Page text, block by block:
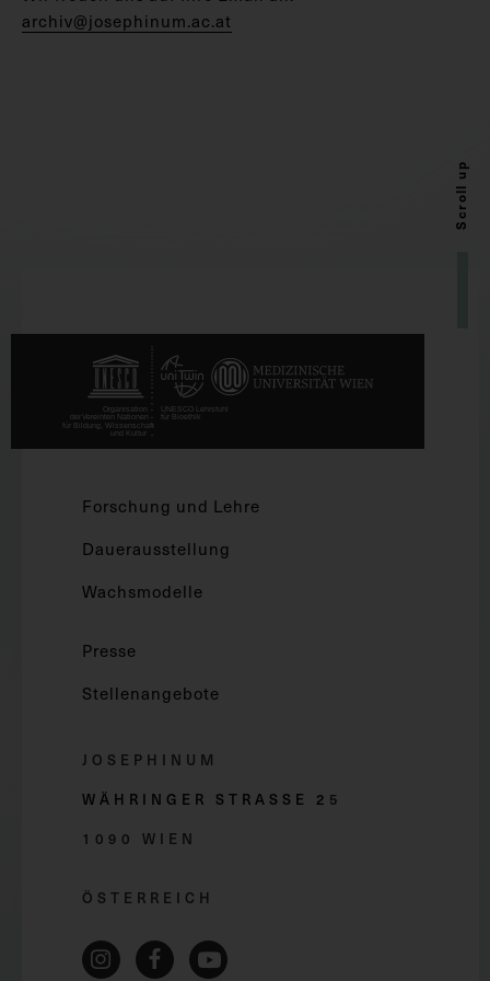
archiv@josephinum.ac.at
Scroll up
Forschung und Lehre
Dauerausstellung
Wachsmodelle
Presse
Stellenangebote
JOSEPHINUM
WÄHRINGER STRASSE 2 5
1090 WIEN
ÖSTERREICH